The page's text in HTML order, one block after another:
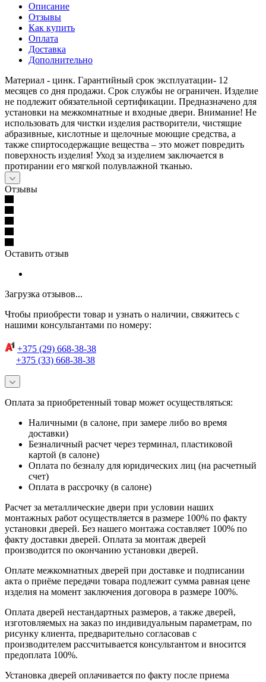
Описание
Отзывы
Как купить
Оплата
Доставка
Дополнительно
Материал - цинк. Гарантийный срок эксплуатации- 12
месяцев со дня продажи. Срок службы не ограничен. Изделие
не подлежит обязательной сертификации. Предназначено для
установки на межкомнатные и входные двери. Внимание! Не
использовать для чистки изделия растворители, чистящие
абразивные, кислотные и щелочные моющие средства, а
также спиртосодержащие вещества – это может повредить
поверхность изделия! Уход за изделием заключается в
протирании его мягкой полувлажной тканью.
Отзывы
Оставить отзыв
Загрузка отзывов...
Чтобы приобрести товар и узнать о наличии, свяжитесь с
нашими консультантами по номеру:
+375 (29) 668-38-38
+375 (33) 668-38-38
Оплата за приобретенный товар может осуществляться:
Наличными (в салоне, при замере либо во время
доставки)
Безналичный расчет через терминал, пластиковой
картой (в салоне)
Оплата по безналу для юридических лиц (на расчетный
счет)
Оплата в рассрочку (в салоне)
Расчет за металлические двери при условии наших
монтажных работ осуществляется в размере 100% по факту
установки дверей. Без нашего монтажа составляет 100% по
факту доставки дверей. Оплата за монтаж дверей
производится по окончанию установки дверей.
Оплате межкомнатных дверей при доставке и подписании
акта о приёме передачи товара подлежит сумма равная цене
изделия на момент заключения договора в размере 100%.
Оплата дверей нестандартных размеров, а также дверей,
изготовляемых на заказ по индивидуальным параметрам, по
рисунку клиента, предварительно согласовав с
производителем рассчитывается консультантом и вносится
предоплата 100%.
Установка дверей оплачивается по факту после приема